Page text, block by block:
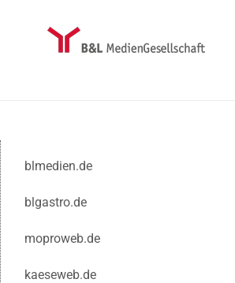
blmedien.de
blgastro.de
moproweb.de
kaeseweb.de